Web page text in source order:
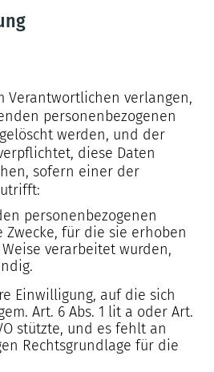
Verantwortlichen verlangen,
personenbezogenen
werden, und der
diese Daten
sofern einer der
personenbezogenen
für die sie erhoben
verarbeitet wurden,
Einwilligung, auf die sich
Art. 6 Abs. 1 lit a oder Art.
stützte, und es fehlt an
Rechtsgrundlage für die